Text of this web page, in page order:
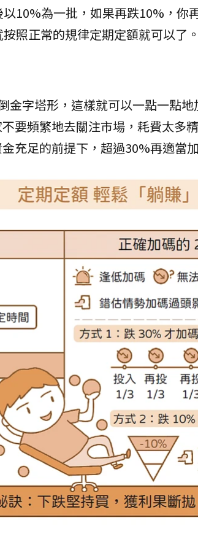
10%為一批，如果再跌10%，你
照正常的規律定期定額就可以了。
金字塔形，這樣就可以一點一點
要頻繁地去關注市場，耗費太多
充足的前提下，超過30%再適當